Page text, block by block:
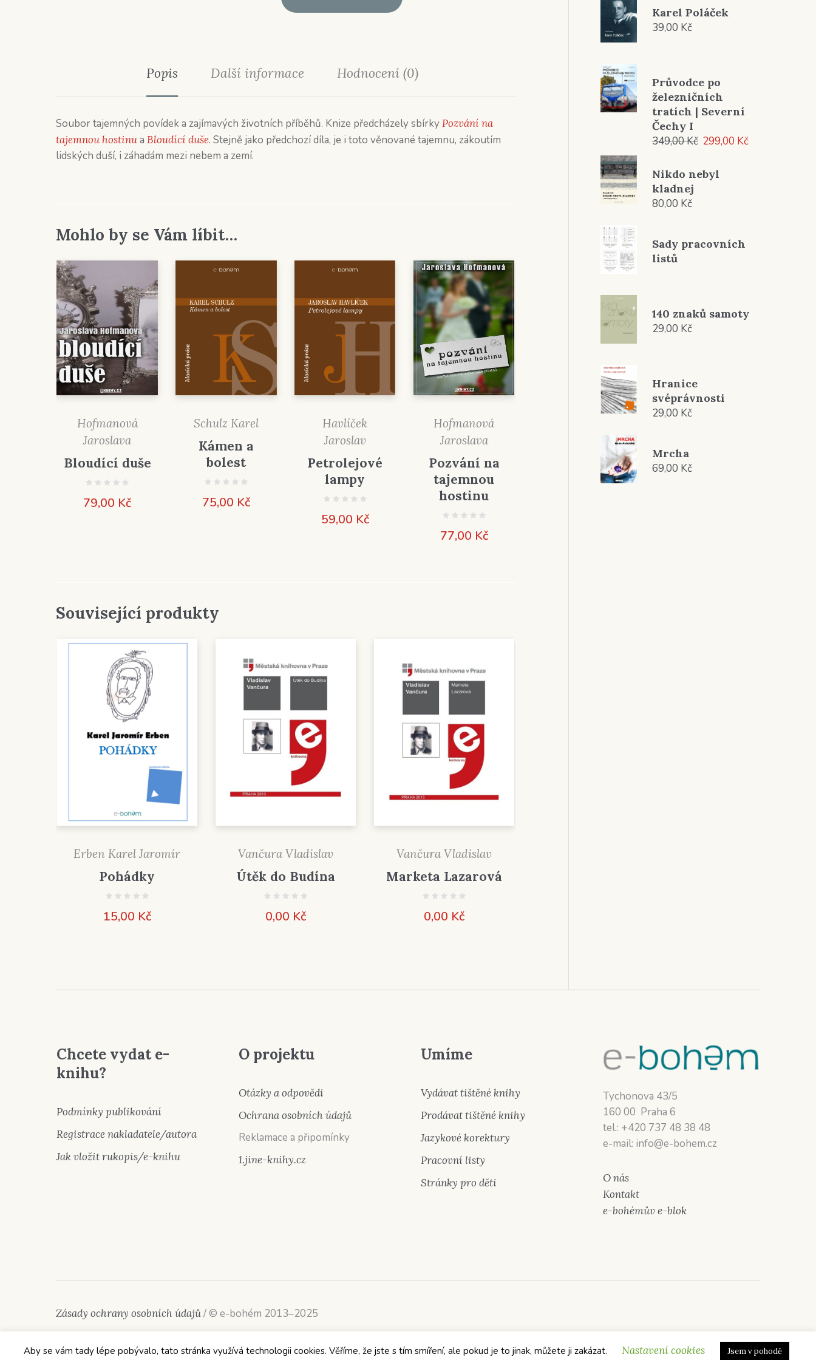
Popis Další informace Hodnocení (0)
Soubor tajemných povídek a zajímavých životních příběhů. Knize předcházely sbírkyPozvání na
tajemnou hostinua Bloudící duše. Stejně jako předchozí díla, je i toto věnované tajemnu, zákoutím
lidských duší, i záhadám mezi nebem a zemí.
Mohlo by se Vám líbit…
Hofmanová
Jaroslava
Bloudící duše
79,00 Kč
Schulz Karel
Kámen a
bolest
75,00 Kč
Havlíček
Jaroslav
Petrolejové
lampy
59,00 Kč
Hofmanová
Jaroslava
Pozvání na
tajemnou
hostinu
77,00 Kč
Související produkty
Erben Karel Jaromír
Pohádky
15,00 Kč
Vančura Vladislav
Útěk do Budína
0,00 Kč
Vančura Vladislav
Marketa Lazarová
0,00 Kč
249,00 Kč
až
Karel Poláček
39,00 Kč
Průvodce po
železničních
tratích | Severní
Čechy I
349,00Kč Původní
byla:
299,00 KčAktuální
Nikdo nebyl
kladnej
80,00 Kč
Sady pracovních
listů
140 znaků samoty
29,00 Kč
Hranice
svéprávnosti
29,00 Kč
Mrcha
69,00 Kč
Chcete vydat e-
knihu?
Podmínky publikování
Registrace nakladatele/autora
Jak vložit rukopis/e-knihu
O projektu
Otázky a odpovědi
Ochrana osobních údajů
Reklamace a připomínky
1.jine-knihy.cz
Umíme
Vydávat tištěné knihy
Prodávat tištěné knihy
Jazykové korektury
Pracovní listy
Stránky pro děti
Tychonova 43/5
160 00 Praha 6
tel.: +420 737 48 38 48
e-mail: info@e-bohem.cz
O nás
Kontakt
e-bohémův e-blok
Zásady ochrany osobních údajů/ © e-bohém 2013–2025
Aby se vám tady lépe pobývalo, tato stránka využívá technologii cookies. Věříme, že jste s tím smíření, ale pokud je to jinak, můžete ji zakázat. Nastavení cookies Jsem v pohodě